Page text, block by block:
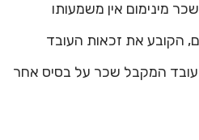
ו-(2) לחוק שכר מינימום אין משמעותו
הקובע את זכאות העובד
עובד המקבל שכר על בסיס אחר